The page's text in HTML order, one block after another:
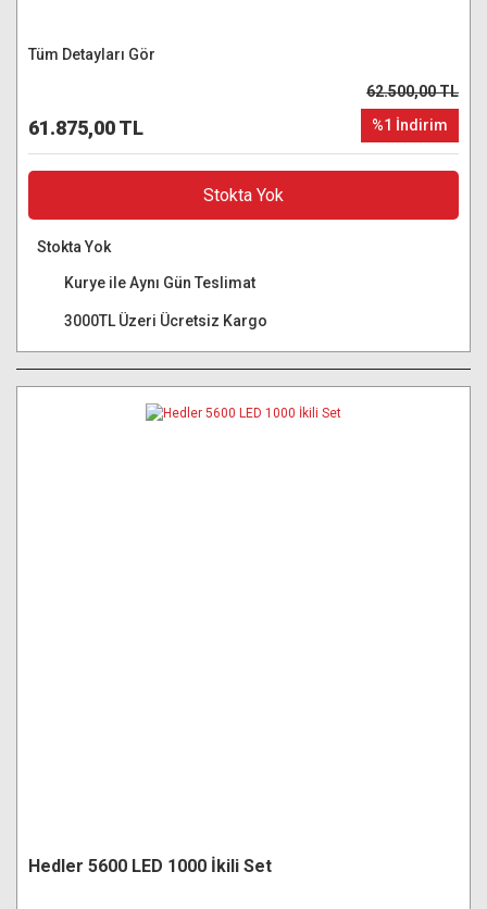
Tüm Detayları Gör
61.875,00 TL
62.500,00 TL
%1 İndirim
Stokta Yok
Stokta Yok
Kurye ile Aynı Gün Teslimat
3000TL Üzeri Ücretsiz Kargo
Hedler 5600 LED 1000 İkili Set